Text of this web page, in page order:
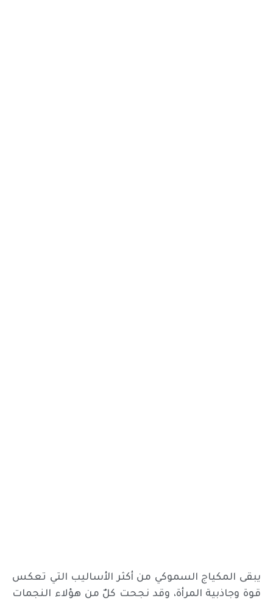
يبقى المكياج السموكي من أكثر الأساليب التي تعكس
قوة وجاذبية المرأة، وقد نجحت كلٌ من هؤلاء النجمات